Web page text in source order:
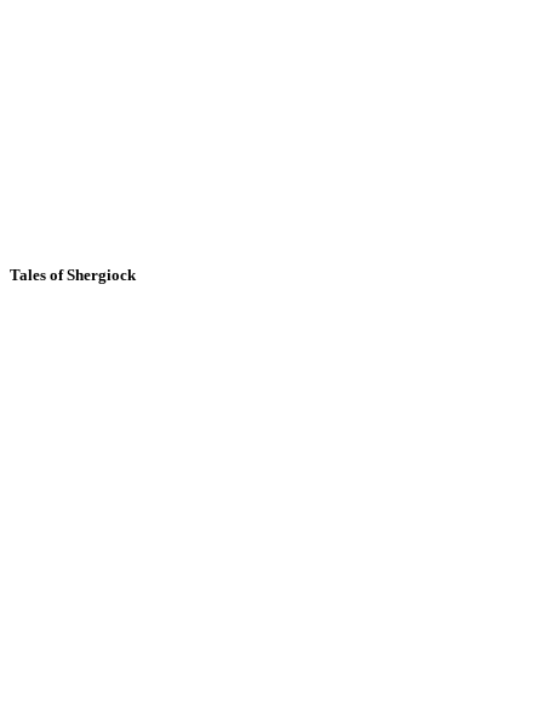
Tales of Shergiock